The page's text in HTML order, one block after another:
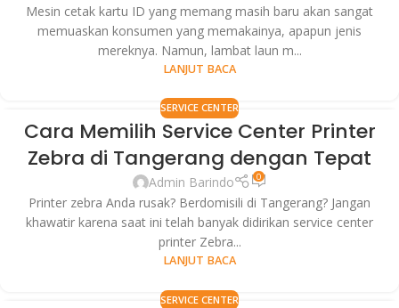
Mesin cetak kartu ID yang memang masih baru akan sangat
memuaskan konsumen yang memakainya, apapun jenis
mereknya. Namun, lambat laun m...
LANJUT BACA
30
JUL
SERVICE CENTER
Cara Memilih Service Center Printer
Zebra di Tangerang dengan Tepat
Admin Barindo 0
Printer zebra Anda rusak? Berdomisili di Tangerang? Jangan
khawatir karena saat ini telah banyak didirikan service center
printer Zebra...
LANJUT BACA
SERVICE CENTER